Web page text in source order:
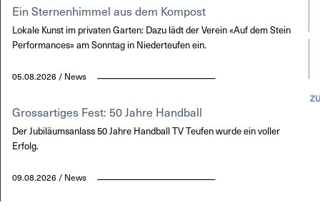
Ein Sternenhimmel aus dem Kompost
Lokale Kunst im privaten Garten: Dazu lädt der Verein «Auf dem Stein
Performances» am Sonntag in Niederteufen ein.
05.08.2026 / News
Grossartiges Fest: 50 Jahre Handball
Der Jubiläumsanlass 50 Jahre Handball TV Teufen wurde ein voller
Erfolg.
09.08.2026 / News